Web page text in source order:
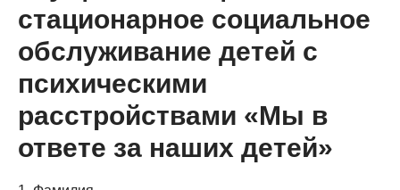
стационарное социальное
обслуживание детей с
психическими
расстройствами «Мы в
ответе за наших детей»